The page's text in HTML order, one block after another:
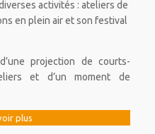
activités : ateliers de
en plein air et son festival
projection de courts-
et d’un moment de
plus